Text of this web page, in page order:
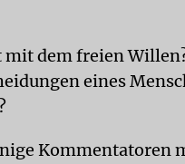
dem freien
eines
Kommentatoren